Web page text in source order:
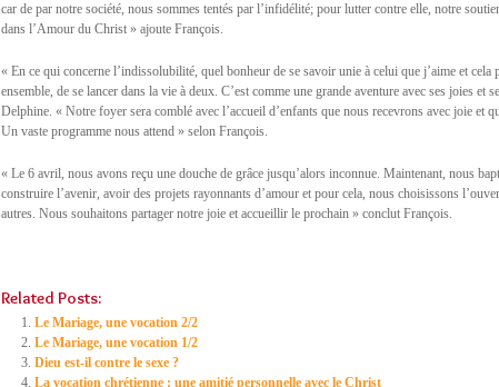
car de par notre société, nous sommes tentés par l’infidélité; pour lutter contre elle, notre
dans l’Amour du Christ » ajoute François.
« En ce qui concerne l’indissolubilité, quel bonheur de se savoir unie à celui que j’aime et cela
ensemble, de se lancer dans la vie à deux. C’est comme une grande aventure avec ses joies et
Delphine. « Notre foyer sera comblé avec l’accueil d’enfants que nous recevrons avec joie et
Un vaste programme nous attend » selon François.
« Le 6 avril, nous avons reçu une douche de grâce jusqu’alors inconnue. Maintenant, nous
construire l’avenir, avoir des projets rayonnants d’amour et pour cela, nous choisissons
autres. Nous souhaitons partager notre joie et accueillir le prochain » conclut François.
Related Posts:
Le Mariage, une vocation 2/2
Le Mariage, une vocation 1/2
Dieu est-il contre le sexe ?
La vocation chrétienne : une amitié personnelle avec le Christ